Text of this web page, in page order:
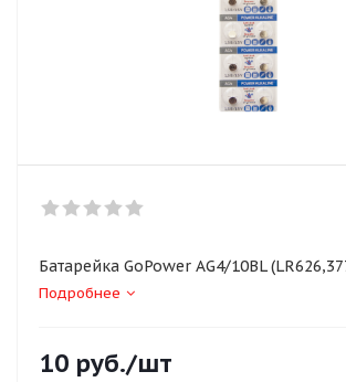
Батарейка GoPower AG4/10BL
Подробнее
10 руб./шт